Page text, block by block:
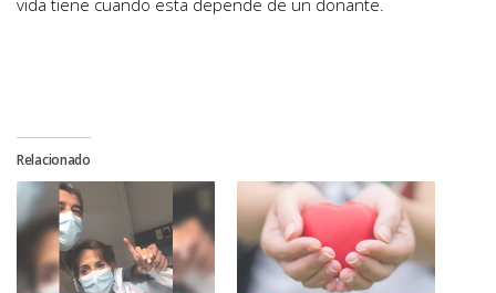
vida tiene cuando esta depende de un donante.
Relacionado